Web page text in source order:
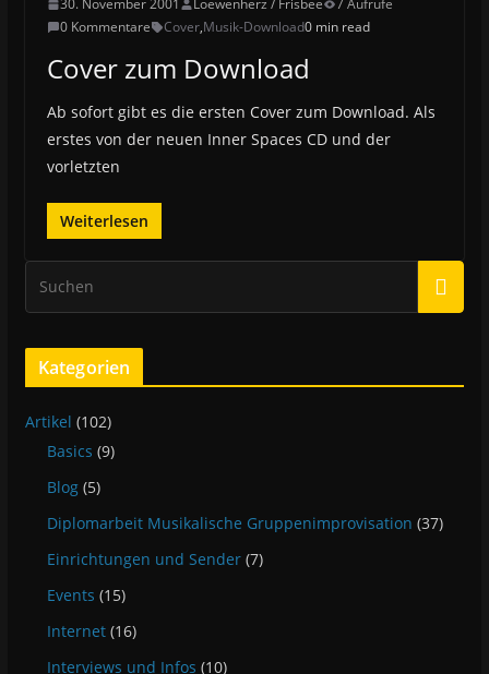
30. November 2001 Loewenherz / Frisbee
7 Aufrufe
0 Kommentare
Cover,Musik-Download0 min read
Cover zum Download
Ab sofort gibt es die ersten Cover zum Download. Als
erstes von der neuen Inner Spaces CD und der
vorletzten
Weiterlesen
Kategorien
Artikel (102)
Basics (9)
Blog(5)
Diplomarbeit Musikalische Gruppenimprovisation (37)
Einrichtungen und Sender(7)
Events (15)
Internet(16)
Interviews und Infos (10)